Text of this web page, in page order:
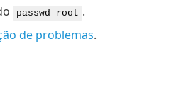
passwd root .
de problemas.